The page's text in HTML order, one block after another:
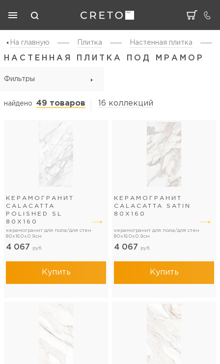
На главную Плитка Настенная плитка
НАСТЕННАЯ ПЛИТКА ПОД МРАМОР
Фильтры
найдено 49 товаров 16 коллекций
КЕРАМОГРАНИТ
CALACATTA
POLISHED SL
80Х160
керамогранит для пола/для стен
80x160x0.9см
4 067 руб.
Купить
КЕРАМОГРАНИТ
CALACATTA SATIN
80Х160
керамогранит для пола/для стен
80x160x0.9см
4 067 руб.
Купить